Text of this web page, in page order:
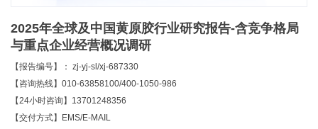
2025年全球及中国黄原胶行业研究报告-含竞争格局
与重点企业经营概况调研
【报告编号】： zj-yj-sl/xj-687330
【咨询热线】010-63858100/400-1050-986
【24小时咨询】13701248356
【交付方式】EMS/E-MAIL